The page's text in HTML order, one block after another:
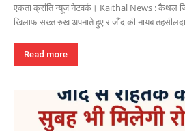
एकता क्रांति न्यूज नेटवर्क। Kaithal News : कैथल
खिलाफ सख्त रुख अपनाते हुए राजौंद की नायब
Read more